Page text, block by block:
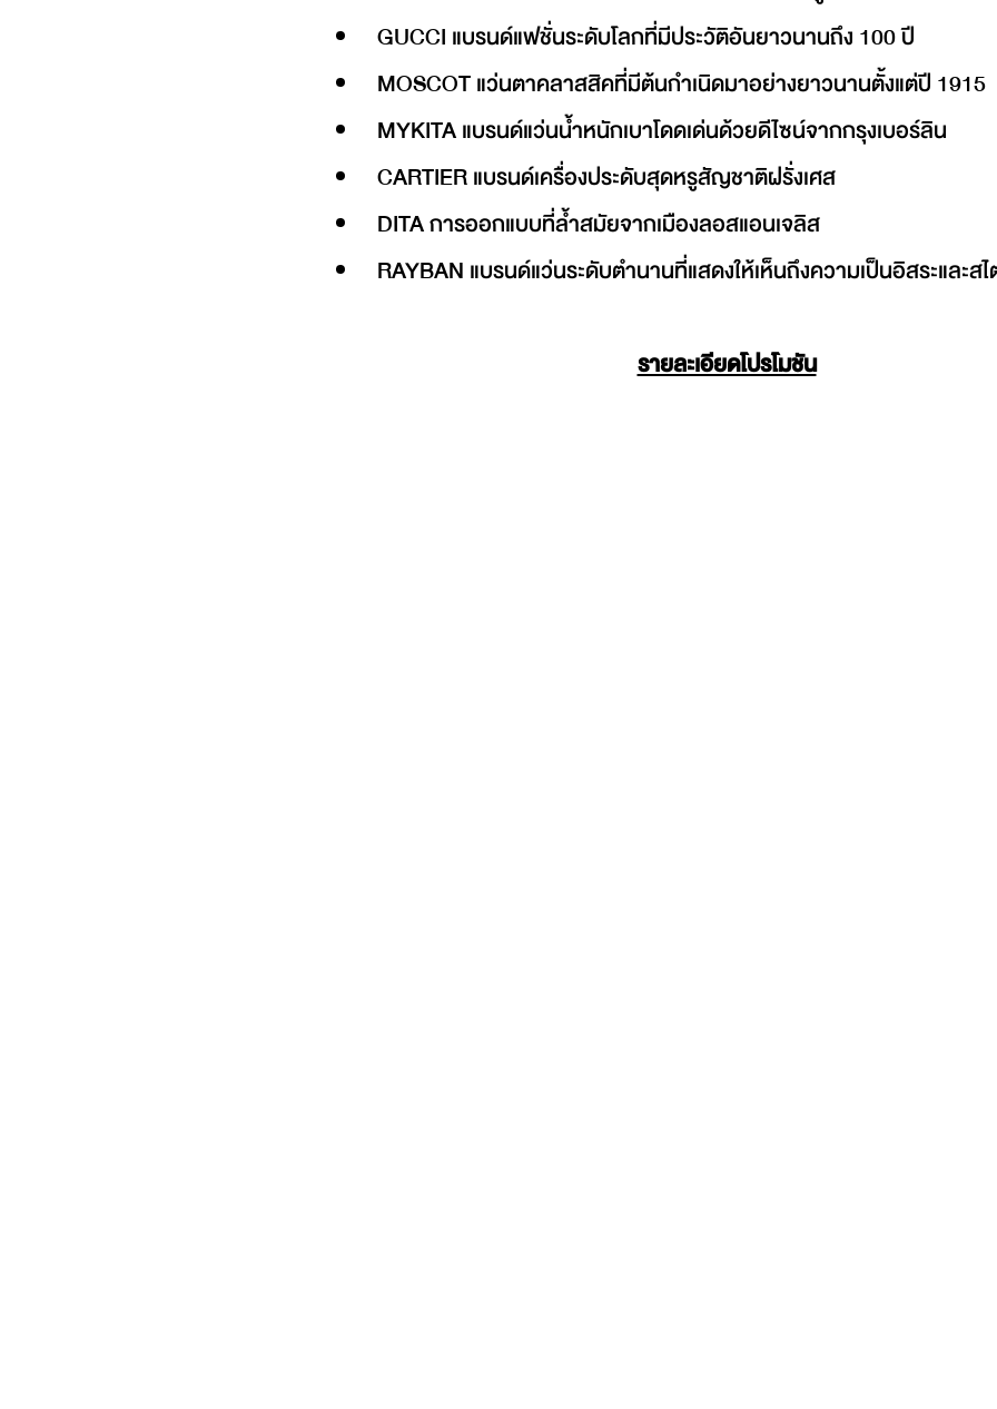
GUCCI แบรนด์แฟชั่นระดับโลกที่มีประวัติอันยาวนานถึง 100 ปี
MOSCOT แว่นตาคลาสสิคที่มีต้นกำเนิดมาอย่างยาวนานตั้งแต่ปี 1915
MYKITA แบรนด์แว่นน้ำหนักเบาโดดเด่นด้วยดีไซน์จากกรุงเบอร์ลิน
CARTIER แบรนด์เครื่องประดับสุดหรูสัญชาติฝรั่งเศส
DITA การออกแบบที่ล้ำสมัยจากเมืองลอสแอนเจลิส
RAYBAN แบรนด์แว่นระดับตำนานที่แสดงให้เห็นถึงความเป็นอิสระและส
รายละเอียดโปรโมชัน